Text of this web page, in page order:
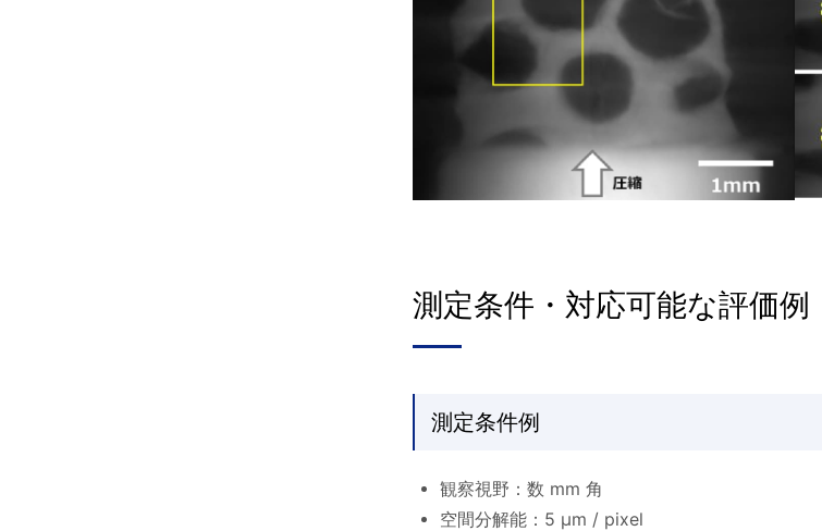
測定条件・対応可能な評価例
測定条件例
観察視野：数 mm 角
空間分解能：5 µm / pixel